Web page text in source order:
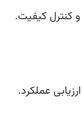
عملکرد.